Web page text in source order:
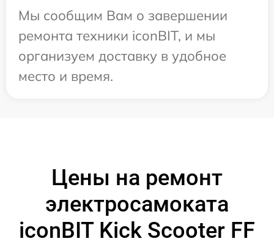
Мы сообщим Вам о завершении
ремонта техники iconBIT, и мы
организуем доставку в удобное
место и время.
Цены на ремонт
электросамоката
iconBIT Kick Scooter FF